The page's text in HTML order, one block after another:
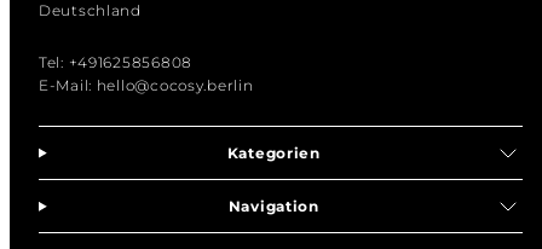
Deutschland
Tel: +491625856808
E-Mail: hello@cocosy.berlin
Kategorien
Navigation